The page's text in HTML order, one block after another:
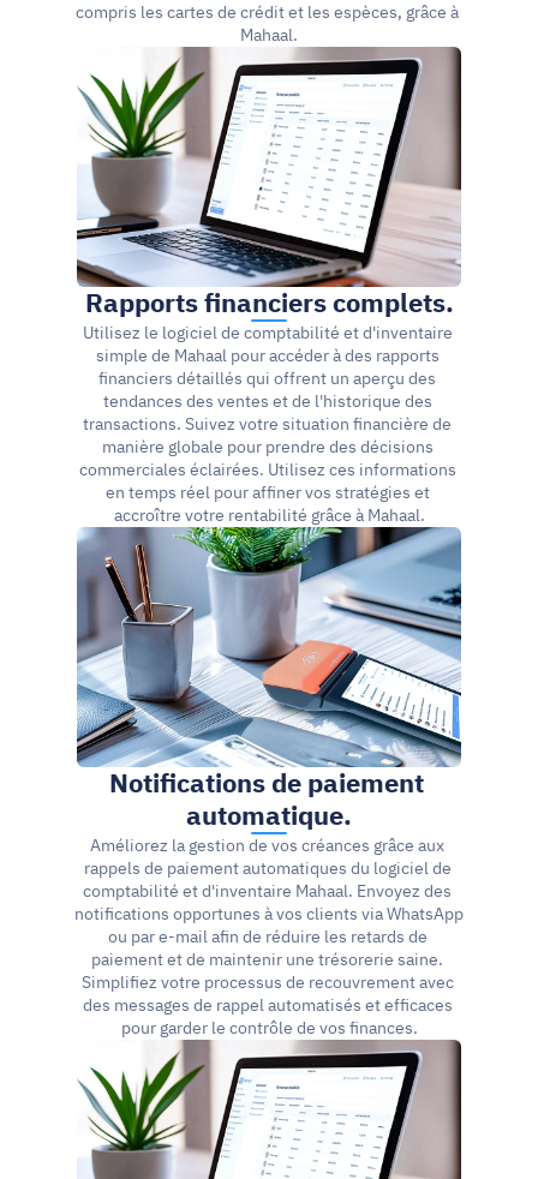
compris les cartes de crédit et les espèces, grâce à
Mahaal.
Rapports financiers complets.
Utilisez le logiciel de comptabilité et d'inventaire
simple de Mahaal pour accéder à des rapports
financiers détaillés qui offrent un aperçu des
tendances des ventes et de l'historique des
transactions. Suivez votre situation financière de
manière globale pour prendre des décisions
commerciales éclairées. Utilisez ces informations
en temps réel pour affiner vos stratégies et
accroître votre rentabilité grâce à Mahaal.
Notifications de paiement
automatique.
Améliorez la gestion de vos créances grâce aux
rappels de paiement automatiques du logiciel de
comptabilité et d'inventaire Mahaal. Envoyez des
notifications opportunes à vos clients via WhatsApp
ou par e-mail afin de réduire les retards de
paiement et de maintenir une trésorerie saine.
Simplifiez votre processus de recouvrement avec
des messages de rappel automatisés et efficaces
pour garder le contrôle de vos finances.